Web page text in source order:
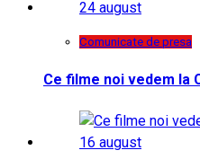
Comunicate de presa
Ce filme noi vedem la